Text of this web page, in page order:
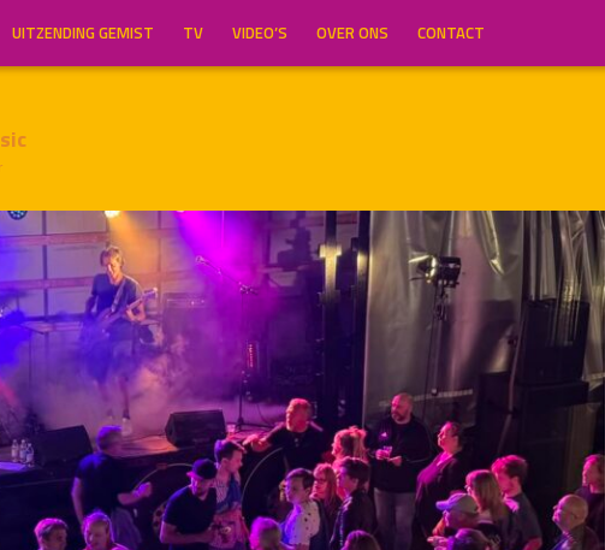
UITZENDING GEMIST TV VIDEO’S OVER ONS CONTACT